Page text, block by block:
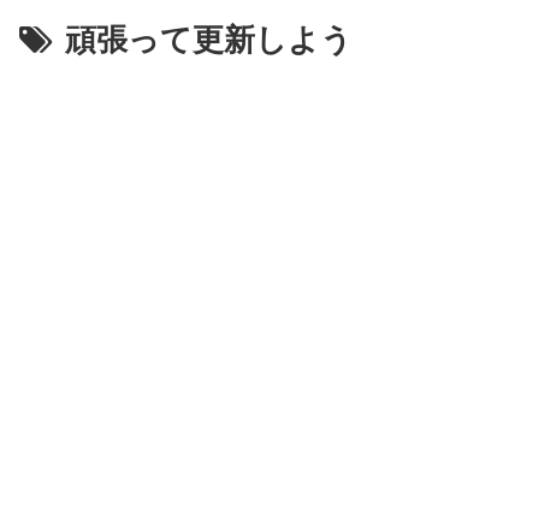
頑張って更新しよう